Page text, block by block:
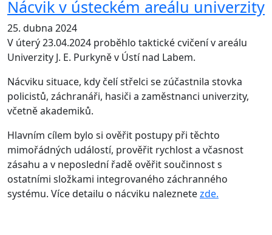
Nácvik v ústeckém areálu univerzity
25. dubna 2024
V úterý 23.04.2024 proběhlo taktické cvičení v areálu
Univerzity J. E. Purkyně v Ústí nad Labem.
Nácviku situace, kdy čelí střelci se zúčastnila stovka
policistů, záchranáři, hasiči a zaměstnanci univerzity,
včetně akademiků.
Hlavním cílem bylo si ověřit postupy při těchto
mimořádných událostí, prověřit rychlost a včasnost
zásahu a v neposlední řadě ověřit součinnost s
ostatními složkami integrovaného záchranného
systému. Více detailu o nácviku naleznetezde.